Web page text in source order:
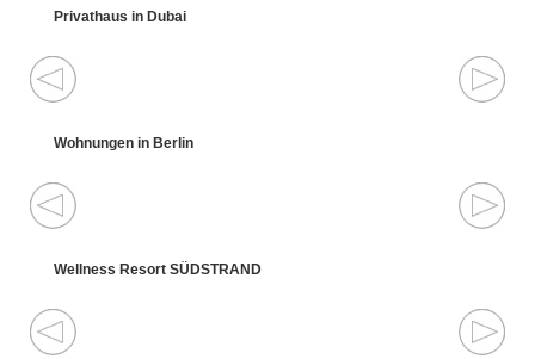
Privathaus in Dubai
Wohnungen in Berlin
Wellness Resort SÜDSTRAND